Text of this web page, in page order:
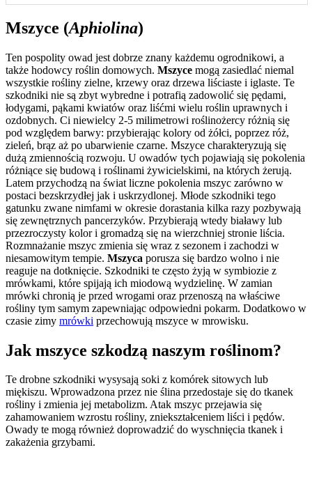
Mszyce (Aphiolina)
Ten pospolity owad jest dobrze znany każdemu ogrodnikowi, a
także hodowcy roślin domowych. Mszyce mogą zasiedlać niemal
wszystkie rośliny zielne, krzewy oraz drzewa liściaste i iglaste. Te
szkodniki nie są zbyt wybredne i potrafią zadowolić się pędami,
łodygami, pąkami kwiatów oraz liśćmi wielu roślin uprawnych i
ozdobnych. Ci niewielcy 2-5 milimetrowi roślinożercy różnią się
pod względem barwy: przybierając kolory od żółci, poprzez róż,
zieleń, brąz aż po ubarwienie czarne. Mszyce charakteryzują się
dużą zmiennością rozwoju. U owadów tych pojawiają się pokolenia
różniące się budową i roślinami żywicielskimi, na których żerują.
Latem przychodzą na świat liczne pokolenia mszyc zarówno w
postaci bezskrzydłej jak i uskrzydlonej. Młode szkodniki tego
gatunku zwane nimfami w okresie dorastania kilka razy pozbywają
się zewnętrznych pancerzyków. Przybierają wtedy białawy lub
przezroczysty kolor i gromadzą się na wierzchniej stronie liścia.
Rozmnażanie mszyc zmienia się wraz z sezonem i zachodzi w
niesamowitym tempie. Mszyca porusza się bardzo wolno i nie
reaguje na dotknięcie. Szkodniki te często żyją w symbiozie z
mrówkami, które spijają ich miodową wydzielinę. W zamian
mrówki chronią je przed wrogami oraz przenoszą na właściwe
rośliny tym samym zapewniając odpowiedni pokarm. Dodatkowo w
czasie zimy mrówki przechowują mszyce w mrowisku.
Jak mszyce szkodzą naszym roślinom?
Te drobne szkodniki wysysają soki z komórek sitowych lub
miękiszu. Wprowadzona przez nie ślina przedostaje się do tkanek
rośliny i zmienia jej metabolizm. Atak mszyc przejawia się
zahamowaniem wzrostu rośliny, zniekształceniem liści i pędów.
Owady te mogą również doprowadzić do wyschnięcia tkanek i
zakażenia grzybami.